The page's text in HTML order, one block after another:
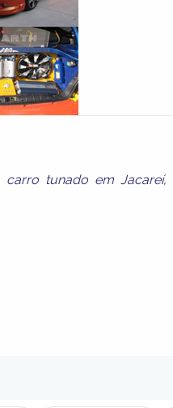
carro tunado em Jacareí,